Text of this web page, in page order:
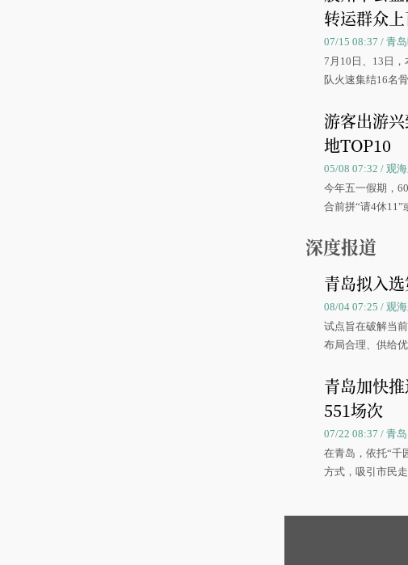
转运群众
07/15 08:37 / 青
7月10日、13日
队火速集结16名
游客出游
地TOP10
05/08 07:32 / 观
今年五一假期，
合前拼“请4休11”
深度报道
青岛拟入
08/04 07:25 / 观
试点旨在破解当
布局合理、供给
青岛加快
551场次
07/22 08:37 / 青
在青岛，依托“千
方式，吸引市民